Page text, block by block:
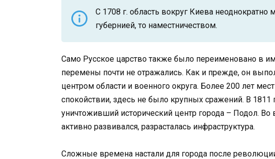
С 1708 г. область вокруг Киева неоднократно
губернией, то наместничеством.
Само Русское царство также было переименовано в
перемены почти не отражались. Как и прежде, он
центром области и военного округа. Более 200 лет
спокойствии, здесь не было крупных сражений. В
уничтоживший исторический центр города – Подол.
активно развивался, разрасталась инфраструктура.
Сложные времена настали для города после